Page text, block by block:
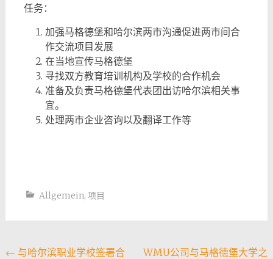
任务：
加强马格德堡和哈尔滨两市沟通促进两市间合
作交流项目发展
在当地宣传马格德堡
寻找双方教育培训机构及学校的合作机会
准备及负责马格德堡代表团出访哈尔滨相关事
宜。
处理两市企业咨询以及翻译工作等
Allgemein, 项目
Post
← 与哈尔滨职业学校签署合
WMU公司与马格德堡大学之